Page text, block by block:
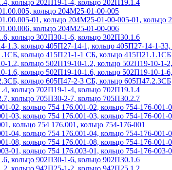
кольцо 202П19-1-4, кольцо 202П19.1.4
кольцо 204М25-01-00-005
01, кольцо 204М25-01-00-005-01, кольцо
кольцо 204М25-01-00-006
кольцо 302П30-1-6, кольцо 302П30.1.6
1.3, кольцо 405П27-14-1, кольцо 405П27-14-1-
кольцо 415П21-1-1 СБ, кольцо 415П21.1.1СБ
1.2, кольцо 502П19-10-1.2, кольцо 502П19-10-1-
1.6, кольцо 502П19-10-1.6, кольцо 502П19-10-1-
кольцо 605П47-2-3 СБ, кольцо 605П47.2.3СБ
кольцо 702П19-1-4, кольцо 702П19.1.4
кольцо 705П30-2-7, кольцо 705П30.2.7
02, кольцо 754 176.001-02, кольцо 754-176-001-
03, кольцо 754 176.001-03, кольцо 754-176-001-
кольцо 754 176.001, кольцо 754-176-001
04, кольцо 754 176.001-04, кольцо 754-176-001-
08, кольцо 754 176.001-08, кольцо 754-176-001-
01, кольцо 754 176.003-01, кольцо 754-176-003-
кольцо 902П30-1-6, кольцо 902П30.1.6
кольцо 942П25-1-2, кольцо 942П25.1.2